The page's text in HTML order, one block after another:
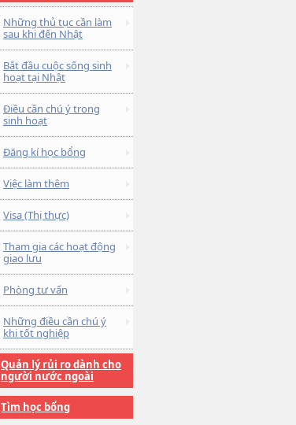
Những thủ tục cần làm
sau khi đến Nhật
Bắt đầu cuộc sống sinh
hoạt tại Nhật
Điều cần chú ý trong
sinh hoạt
Đăng kí học bổng
Việc làm thêm
Visa (Thị thực)
Tham gia các hoạt động
giao lưu
Phòng tư vấn
Những điều cần chú ý
khi tốt nghiệp
Quản lý rủi ro dành cho
người nước ngoài
Tìm học bổng